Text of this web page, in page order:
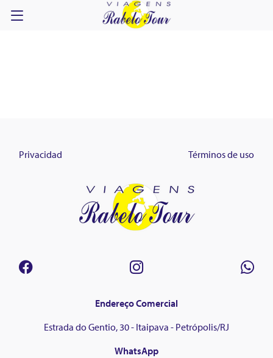
Privacidad Términos de uso
Endereço Comercial
Estrada do Gentio, 30 - Itaipava - Petrópolis/RJ
WhatsApp